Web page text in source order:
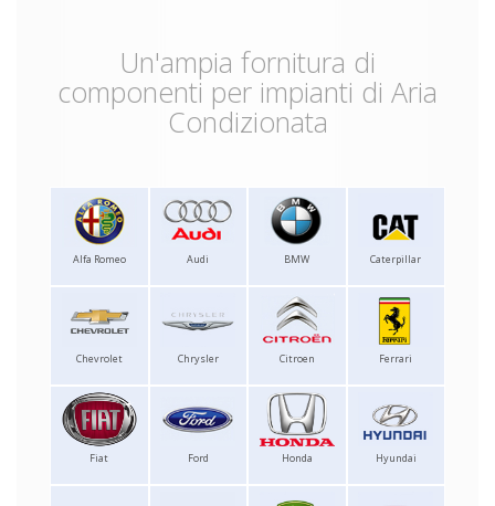
Un'ampia fornitura di
componenti per impianti di Aria
Condizionata
Alfa Romeo Audi BMW Caterpillar
Chevrolet Chrysler Citroen Ferrari
Fiat Ford Honda Hyundai